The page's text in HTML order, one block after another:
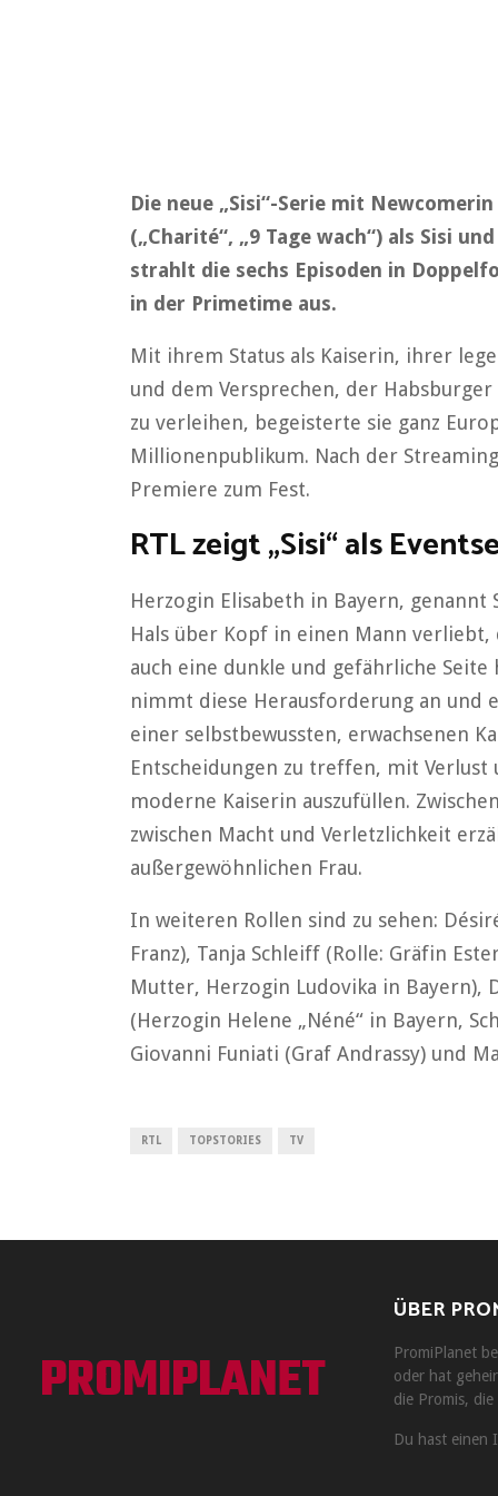
Die neue „Sisi“-Serie mit
(„Charité“, „9 Tage wach“) als Sisi
strahlt die sechs Episoden in
in der Primetime aus.
Mit ihrem Status als Kaiserin, ihrer
und dem Versprechen, der
zu verleihen, begeisterte sie ganz
Millionenpublikum. Nach der
Premiere zum Fest.
RTL zeigt „Sisi“ als
Herzogin Elisabeth in Bayern,
Hals über Kopf in einen Mann
auch eine dunkle und gefährliche Seite
nimmt diese Herausforderung an und
einer selbstbewussten, erwachsenen
Entscheidungen zu treffen, mit Verlust
moderne Kaiserin auszufüllen.
zwischen Macht und Verletzlichkeit
außergewöhnlichen Frau.
In weiteren Rollen sind zu sehen:
Franz), Tanja Schleiff (Rolle: Gräfin
Mutter, Herzogin Ludovika in Bayern),
(Herzogin Helene „Néné“ in Bayern,
Giovanni Funiati (Graf Andrassy) und
RTL TOPSTORIES TV
PROMIPLANET
ÜBER
PromiPlanet
oder hat
die Promis,
Du hast einen